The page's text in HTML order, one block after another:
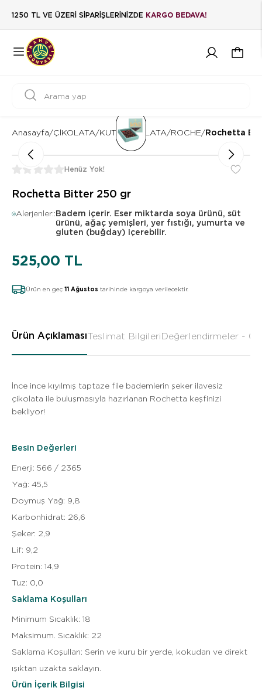
1250 TL VE ÜZERİ SİPARİŞLERİNİZDE KARGO BEDAVA!
Anasayfa/ÇİKOLATA/KUTU ÇİKOLATA/ROCHE/Rochetta
Henüz Yok!
Rochetta Bitter 250 gr
Alerjenler::Badem içerir. Eser miktarda soya ürünü, süt
ürünü, ağaç yemişleri, yer fıstığı, yumurta ve
gluten (buğday) içerebilir.
525,00 TL
Ürün en geç 11 Ağustos tarihinde kargoya verilecektir.
Ürün AçıklamasıTeslimat BilgileriDeğerlendirmeler - 0
İnce ince kıyılmış taptaze file bademlerin şeker ilavesiz
çikolata ile buluşmasıyla hazırlanan Rochetta keşfinizi
bekliyor!
Besin Değerleri
Enerji: 566 / 2365
Yağ: 45,5
Doymuş Yağ: 9,8
Karbonhidrat: 26,6
Şeker: 2,9
Lif: 9,2
Protein: 14,9
Tuz: 0,0
Saklama Koşulları
Minimum Sıcaklık: 18
Maksimum. Sıcaklık: 22
Saklama Koşulları: Serin ve kuru bir yerde, kokudan ve direkt
ışıktan uzakta saklayın.
Ürün İçerik Bilgisi